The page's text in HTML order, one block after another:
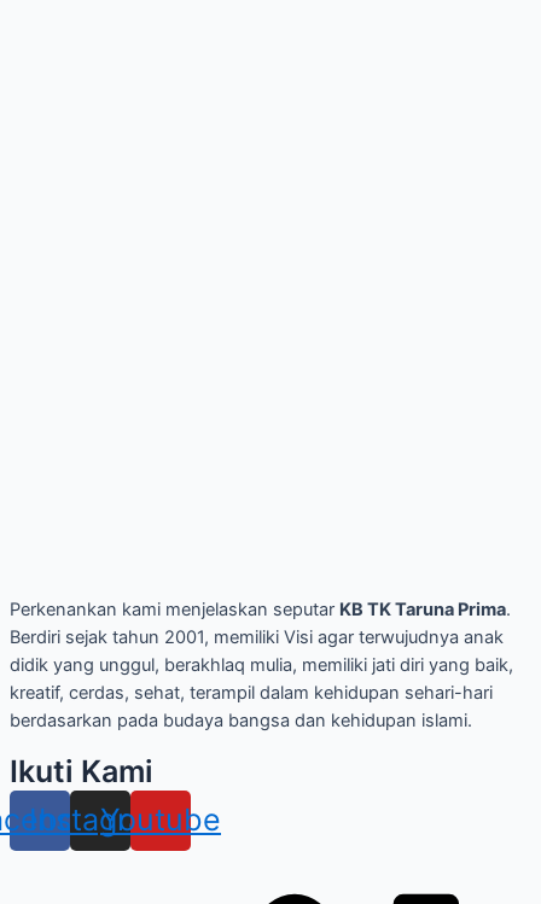
Perkenankan kami menjelaskan seputar KB TK Taruna Prima.
Berdiri sejak tahun 2001, memiliki Visi agar terwujudnya anak
didik yang unggul, berakhlaq mulia, memiliki jati diri yang baik,
kreatif, cerdas, sehat, terampil dalam kehidupan sehari-hari
berdasarkan pada budaya bangsa dan kehidupan islami.
Ikuti Kami
Instagram
Youtube